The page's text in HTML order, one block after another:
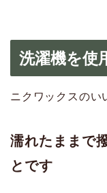
洗濯機を使
ニクワックスのい
濡れたままで
とです